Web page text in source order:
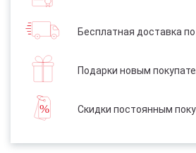
Бесплатная доставка
Подарки новым
Скидки постоянным